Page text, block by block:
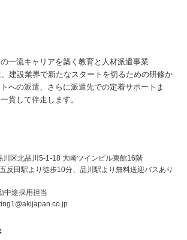
一流キャリアを築く教育と人材派遣事業
建設業界で新たなスタートを切るための研修か
への派遣、さらに派遣先での定着サポートま
貫して伴走します。
区北品川5-1-18 大崎ツインビル東館16階
反田駅より徒歩10分、品川駅より無料送迎バスあり
中途採用担当